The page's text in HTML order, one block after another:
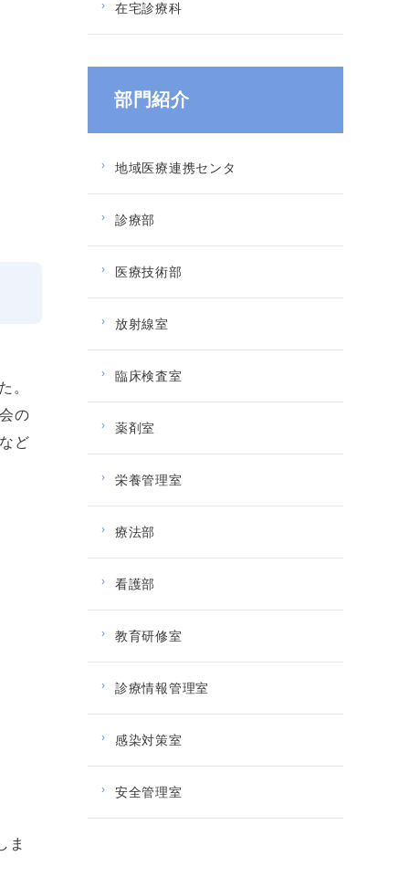
。
の
ど
ま
在宅診療科
部門紹介
地域医療連携センタ
診療部
医療技術部
放射線室
臨床検査室
薬剤室
栄養管理室
療法部
看護部
教育研修室
診療情報管理室
感染対策室
安全管理室